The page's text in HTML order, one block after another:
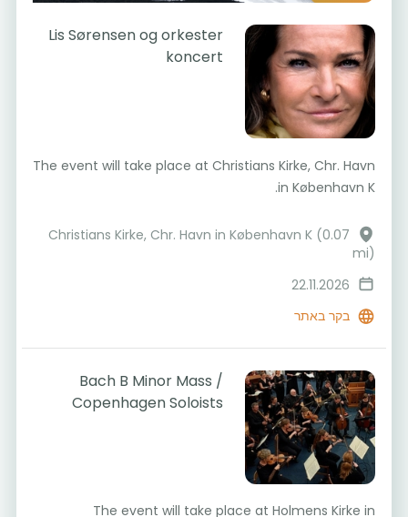
Lis Sørensen og orkester
koncert
The event will take place at Christians Kirke, Chr. Havn
in København K.
Christians Kirke, Chr. Havn in København K (0.07
mi)
22.11.2026
בקר באתר
Bach B Minor Mass /
Copenhagen Soloists
The event will take place at Holmens Kirke in